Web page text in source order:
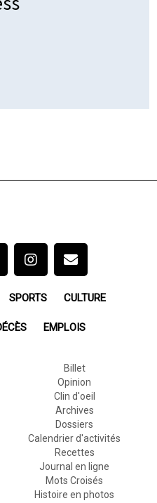
SPORTS CULTURE
EMPLOIS
Billet
Opinion
Clin d'oeil
Archives
Dossiers
Calendrier d'activités
Recettes
Journal en ligne
Mots Croisés
Histoire en photos